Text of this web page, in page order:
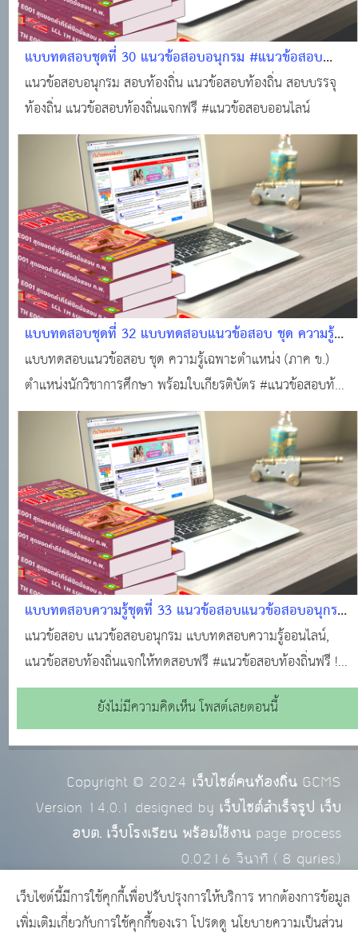
แบบทดสอบชุดที่ 30 แนวข้อสอบอนุกรม #แนวข้อสอบ
ออนไลน์
แนวข้อสอบอนุกรม สอบท้องถิ่น แนวข้อสอบท้องถิ่น สอบบรรจุ
ท้องถิ่น แนวข้อสอบท้องถิ่นแจกฟรี #แนวข้อสอบออนไลน์
แบบทดสอบชุดที่ 32 แบบทดสอบแนวข้อสอบ ชุด ความรู้
เฉพาะตำแหน่ง (ภาค ข.) ตำแหน่งนักวิชาการศึกษา พร้อม
ใบเกียรติบัตร #แนวข้อสอบออนไลน์
แบบทดสอบแนวข้อสอบ ชุด ความรู้เฉพาะตำแหน่ง (ภาค ข.)
ตำแหน่งนักวิชาการศึกษา พร้อมใบเกียรติบัตร #แนวข้อสอบท้อง
ถิ่นฟรี ! #ทำแบบทดสอบฟรี!!! #ข้อสอบท้องถิ่นฟรี !!! #สอบ
บรรจุท้องถิ่น #แหล่งเรียนรู้ของคนท้องถิ่น #ติวสอบออนไลน์
#แนวข้อสอบออนไลน์
แบบทดสอบความรู้ชุดที่ 33 แนวข้อสอบแนวข้อสอบอนุกรม
#แนวข้อสอบออนไลน์
แนวข้อสอบ แนวข้อสอบอนุกรม แบบทดสอบความรู้ออนไลน์,
แนวข้อสอบท้องถิ่นแจกให้ทดสอบฟรี #แนวข้อสอบท้องถิ่นฟรี !
#ทำแบบทดสอบฟรี!!! #ข้อสอบท้องถิ่นฟรี !!! #สอบบรรจุท้องถิ่น
#แหล่งเรียนรู้ของคนท้องถิ่น #ติวสอบออนไลน์ #แนวข้อสอบ
ออนไลน์
ยังไม่มีความคิดเห็น โพสต์เลยตอนนี้
Copyright © 2024 เว็บไซต์คนท้องถิ่นGCMS
Version 14.0.1 designed by เว็บไซต์สำเร็จรูป เว็บ
อบต. เว็บโรงเรียน พร้อมใช้งานpage process
0.0216 วินาที ( 8 quries.)
เว็บไซต์นี้มีการใช้คุกกี้เพื่อปรับปรุงการให้บริการ หากต้องการข้อมูล
เพิ่มเติมเกี่ยวกับการใช้คุกกี้ของเรา โปรดดูนโยบายความเป็นส่วน